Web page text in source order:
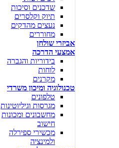
שדכנים וסיכות
תיוק וקלסרים
נעצים מהדקים
מחוררים
אביזרי שולחן
אמצעי הדרכה
בידוריות והגברה
לוחות
מקרנים
טכנולוגיה ומיכון משרדי
טלפונים
מגרסות וגיליוטינות
מחשבונים ומכונות
חישוב
מכשירי ספירלה
ולמינציה